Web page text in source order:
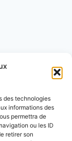
des technologies
informations des
permettra de
ou les ID
retirer son